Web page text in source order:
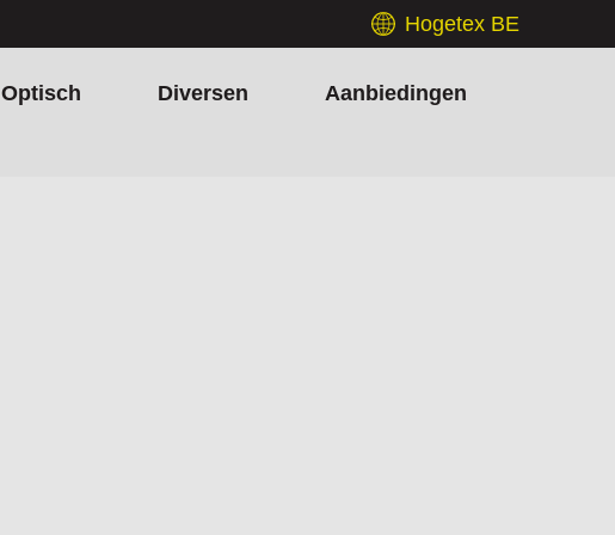
Hogetex BE
Optisch Diversen Aanbiedingen